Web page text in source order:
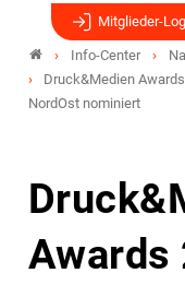
Mitglieder-
Info-Center
Druck&Medien
NordOst nominiert
Awards